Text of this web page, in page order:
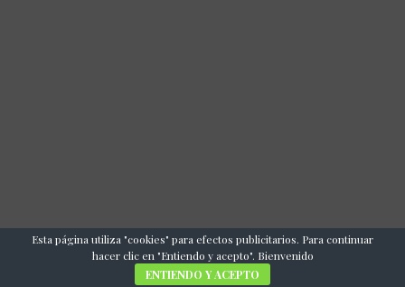
Esta página utiliza "cookies" para efectos publicitarios. Para continuar
hacer clic en "Entiendo y acepto". Bienvenido
ENTIENDO Y ACEPTO